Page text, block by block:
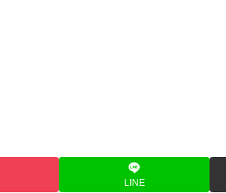
LINE